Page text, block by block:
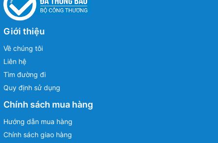
Giới thiệu
Về chúng tôi
Liên hệ
Tìm đường đi
Quy định sử dụng
Chính sách mua hàng
Hướng dẫn mua hàng
Chính sách giao hàng